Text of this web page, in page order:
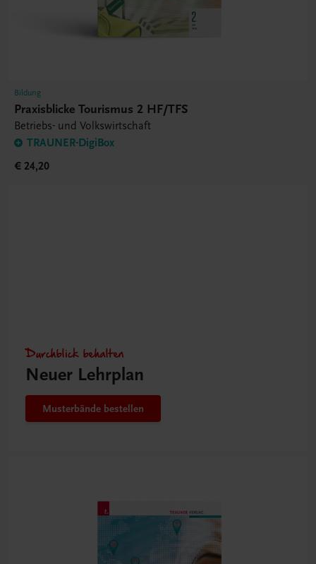
Bildung
Praxisblicke Tourismus 2 HF/TFS
Betriebs- und Volkswirtschaft
TRAUNER-DigiBox
€ 24,20
Durchblick behalten
Neuer Lehrplan
Musterbände bestellen